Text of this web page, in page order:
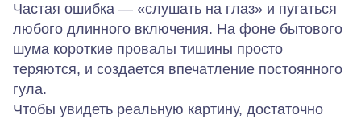
Частая ошибка — «слушать на глаз» и пугаться
любого длинного включения. На фоне бытового
шума короткие провалы тишины просто
теряются, и создается впечатление постоянного
гула.
Чтобы увидеть реальную картину, достаточно